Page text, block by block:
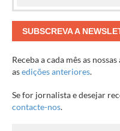
SUBSCREVA A
Receba a cada mês as
asedições anteriores.
Se for jornalista e desejar
contacte-nos.